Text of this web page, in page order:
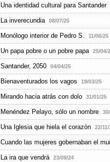
Una identidad cultural para Santander
La inverecundia 08/07/25
Monólogo interior de Pedro S. 11/06/25
Un papa pobre o un pobre papa 25/04/
Santander, 2050 04/04/25
Bienaventurados los vagos 19/03/25
Mirando hacia atrás con dolo 31/01/25
Menéndez Pelayo, sólo un nombre
Una Iglesia que hiela el corazón 22/11/
Cuando las mujeres gobernaban el
La ira que vendrá 23/09/24